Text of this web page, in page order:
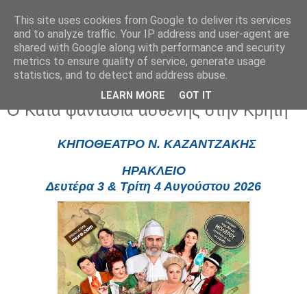
Πέμπτη 9 Ιουλίου 2026
Ο Κατά φαντασία ασθενής στην Κρήτη
ΚΗΠΟΘΕΑΤΡΟ Ν. ΚΑΖΑΝΤΖΑΚΗΣ
ΗΡΑΚΛΕΙΟ
Δευτέρα 3 & Τρίτη 4 Αυγούστου 2026
This site uses cookies from Google to deliver its services
and to analyze traffic. Your IP address and user-agent are
shared with Google along with performance and security
metrics to ensure quality of service, generate usage
statistics, and to detect and address abuse.
LEARN MORE GOT IT